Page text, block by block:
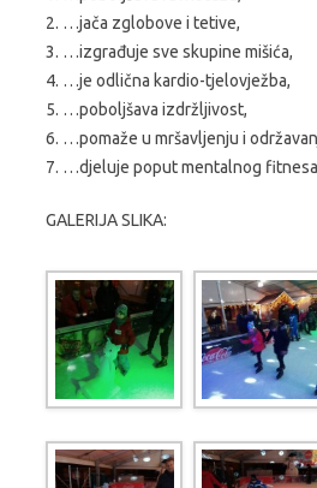
2. …jača zglobove i tetive,
3. …izgrađuje sve skupine mišića,
4. …je odlična kardio-tjelovježba,
5. …poboljšava izdržljivost,
6. …pomaže u mršavljenju i
7. …djeluje poput mentalnog
GALERIJA SLIKA: